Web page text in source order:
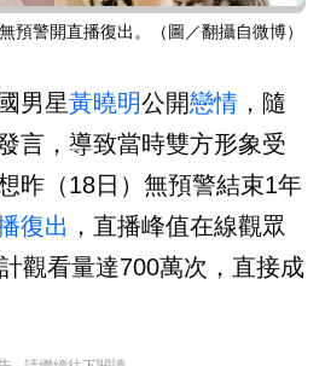
預警開直播復出。（圖／翻攝自微博）
男星黃曉明公開戀情 ，隨
言，導致當時雙方形象受
昨（18日）無預警結束1年
復出 ，直播峰值在線觀眾
觀看量達700萬次，直接成